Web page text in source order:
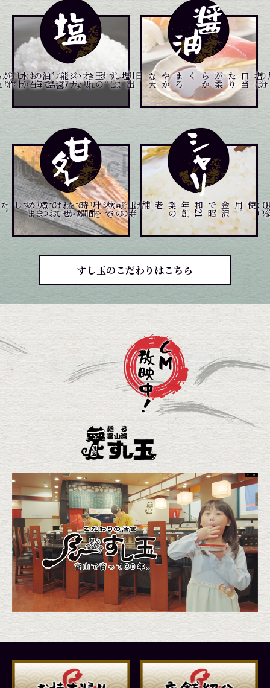
メニュー一覧はこちら
メニュー一覧はこちら
メニュー一覧はこちら
は
食
材
の
本
物
の
味
を
引
出
し
ま
す
。
き
れ
い
な
能
登
半
島
の
海
水
か
ら
作
ら
れ 塩
は
口
当
た
り
が
柔
ら
か
く
、
ま
ろ
や
か
な
天
日塩
。
す
し
玉
の
オ
リ
ジ
ナ
ル
醤
油
で
お
召
し
上
が
り
下
さ
い
を
じ
っ
く
り
炊
き
上げ
、
そ
の
炊
き
汁
を
時
間
を
か
け
て
煮
つ
め
ま
した 。
金
沢
で
昭
和
2
1
年
創
業
の
老舗
、
玉
寿
司
の
シ
ャ
リ
酢
で
あ
わ
せ
て
お
り
ま
す
。
すし玉のこだわりはこちら